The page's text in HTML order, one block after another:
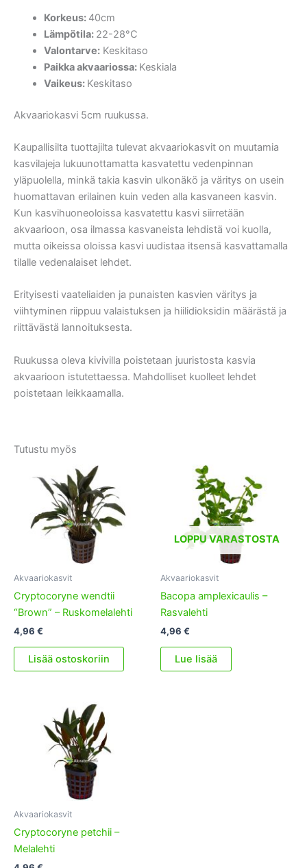
Korkeus: 40cm
Lämpötila: 22-28°C
Valontarve:Keskitaso
Paikka akvaariossa: Keskiala
Vaikeus: Keskitaso
Akvaariokasvi 5cm ruukussa.
Kaupallisilta tuottajilta tulevat akvaariokasvit on muutamia
kasvilajeja lukuunottamatta kasvatettu vedenpinnan
yläpuolella, minkä takia kasvin ulkonäkö ja väritys on usein
huomattavan erilainen kuin veden alla kasvaneen kasvin.
Kun kasvihuoneoloissa kasvatettu kasvi siirretään
akvaarioon, osa ilmassa kasvaneista lehdistä voi kuolla,
mutta oikeissa oloissa kasvi uudistaa itsensä kasvattamalla
tilalle vedenalaiset lehdet.
Erityisesti vaateliaiden ja punaisten kasvien väritys ja
viihtyminen riippuu valaistuksen ja hiilidioksidin määrästä ja
riittävästä lannoituksesta.
Ruukussa oleva kivivilla poistetaan juuristosta kasvia
akvaarioon istutettaessa. Mahdolliset kuolleet lehdet
poistetaan leikkaamalla.
Tutustu myös
Akvaariokasvit
Cryptocoryne wendtii
“Brown” – Ruskomelalehti
4,96 €
Lisää ostoskoriin
LOPPU VARASTOSTA
Akvaariokasvit
Bacopa amplexicaulis –
Rasvalehti
4,96 €
Lue lisää
Akvaariokasvit
Cryptocoryne petchii –
Melalehti